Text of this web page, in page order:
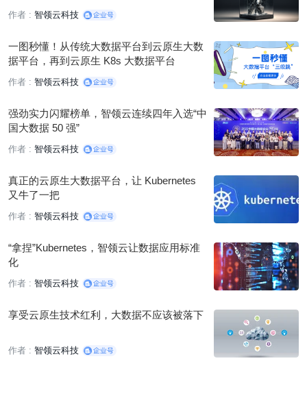
作者 : 智领云科技
一图秒懂！从传统大数据平台到云原生大数
据平台，再到云原生 K8s 大数据平台
作者 : 智领云科技
强劲实力闪耀榜单，智领云连续四年入选“中
国大数据 50 强”
作者 : 智领云科技
真正的云原生大数据平台，让 Kubernetes
又牛了一把
作者 : 智领云科技
“拿捏”Kubernetes，智领云让数据应用标准
化
作者 : 智领云科技
享受云原生技术红利，大数据不应该被落下
作者 : 智领云科技